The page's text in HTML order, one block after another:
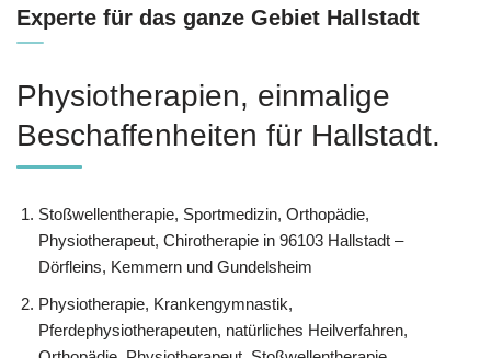
Experte für das ganze Gebiet Hallstadt
Physiotherapien, einmalige
Beschaffenheiten für Hallstadt.
Stoßwellentherapie, Sportmedizin, Orthopädie,
Physiotherapeut, Chirotherapie in 96103 Hallstadt –
Dörfleins, Kemmern und Gundelsheim
Physiotherapie, Krankengymnastik,
Pferdephysiotherapeuten, natürliches Heilverfahren,